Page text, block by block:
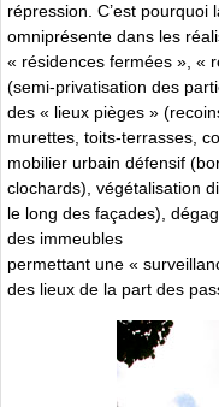
répression. C’est
omniprésente dans les
« résidences fermées », «
(semi-privatisation des
des « lieux pièges »
murettes, toits-terrasses,
mobilier urbain défensif
clochards), végétalisation
le long des façades),
des immeubles
permettant une «
des lieux de la part des